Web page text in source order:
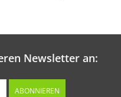
Newsletter an:
ABONNIEREN